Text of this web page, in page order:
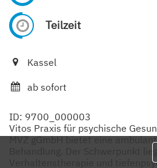
Teilzeit
Kassel
ab sofort
ID: 9700_000003
Vitos Praxis für psychische
MVZ gGmbH bietet eine
Behandlung. Der Schwerpunkt
Verhaltenstherapie und